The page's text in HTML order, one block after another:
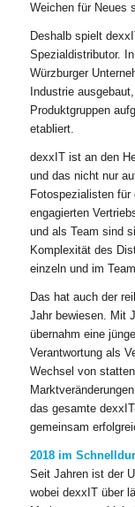
Weichen für Neues
Deshalb spielt
Spezialdistributor.
Würzburger
Industrie
Produktgruppen
etabliert.
dexxIT ist an den
und das nicht nur
Fotospezialisten
engagierten
und als Team sind
Komplexität des
einzeln und im
Das hat auch der
Jahr bewiesen. Mit
übernahm eine
Verantwortung als
Wechsel von
das gesamte
gemeinsam
2018 im
Seit Jahren ist der
wobei dexxIT über